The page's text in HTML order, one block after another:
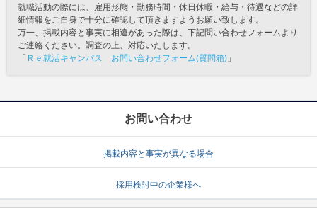
就職活動の際には、雇用形態・勤務時間・休日休暇・給与・待遇などの詳
細情報をご自身で十分に確認して頂きますようお願い致します。
万一、掲載内容と事実に相違があった際は、下記問い合わせフォームより
ご連絡ください。調査の上、対応いたします。
「 Ｒｅ就活キャンパス お問い合わせフォーム(質問箱) 」
お問い合わせ
掲載内容と事実が異なる場合
採用検討中の企業様へ